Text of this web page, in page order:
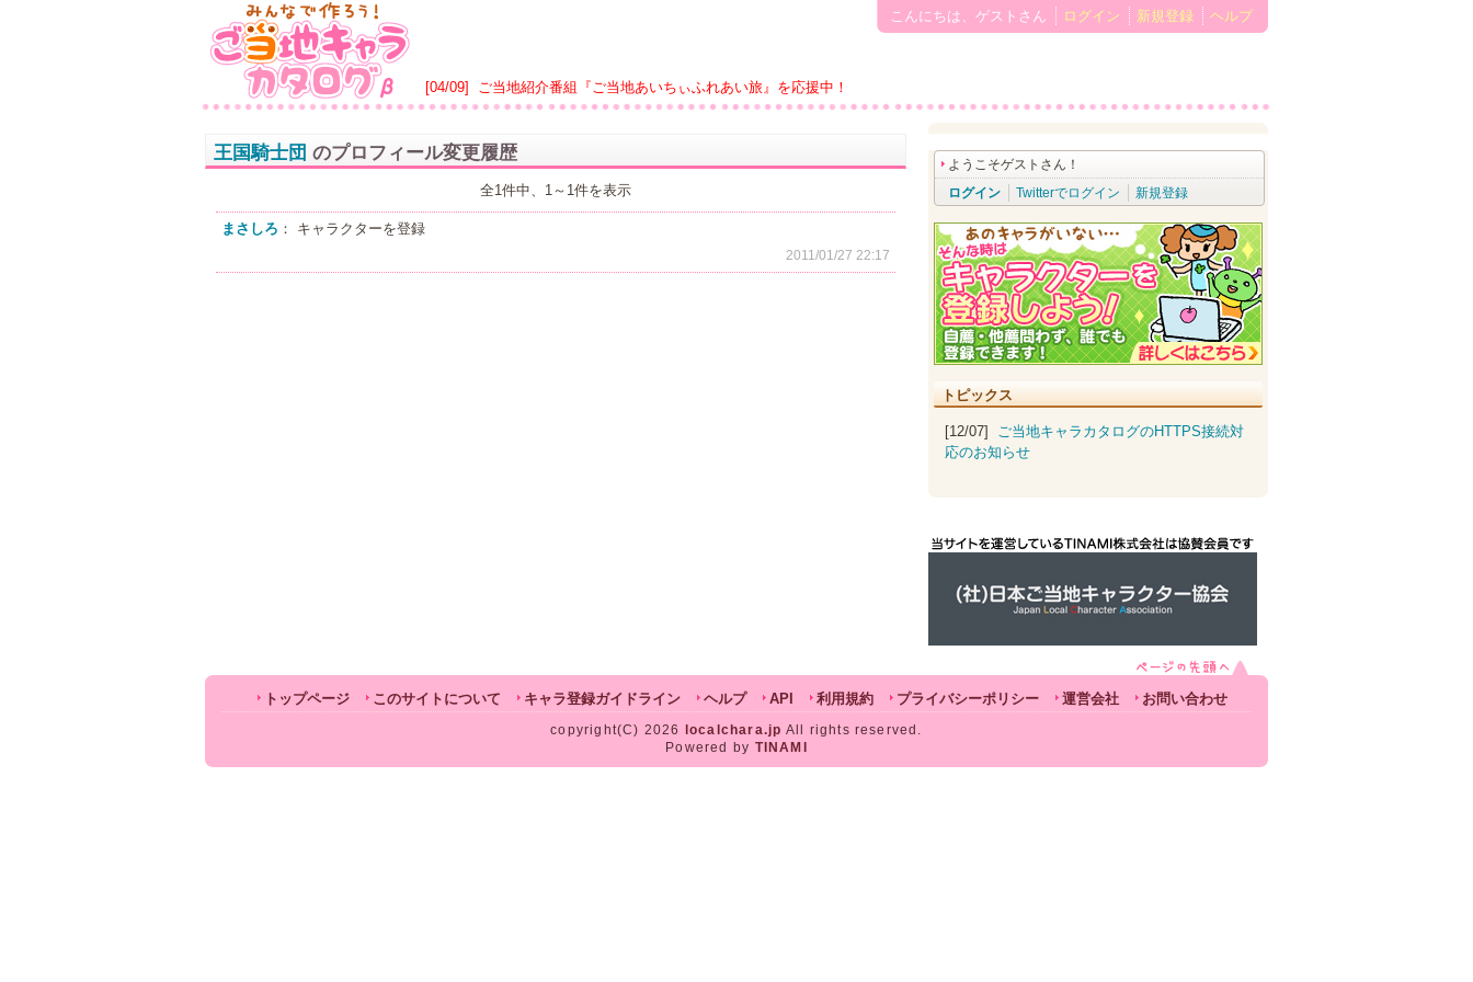
[04/09] ご当地紹介番組『ご当地あいちぃふれあい旅』を応援中！
こんにちは、ゲストさん ログイン 新規登録 ヘルプ
王国騎士団 のプロフィール変更履歴
全1件中、1～1件を表示
まさしろ ： キャラクターを登録
2011/01/27 22:17
ようこそゲストさん！
ログイン
Twitterでログイン 新規登録
トピックス
[12/07] ご当地キャラカタログのHTTPS接続対
応のお知らせ
トップページ このサイトについて キャラ登録ガイドライン ヘルプ API 利用規約 プライバシーポリシー 運営会社 お問い合わせ
copyright(C) 2026 localchara.jp All rights reserved.
Powered by TINAMI